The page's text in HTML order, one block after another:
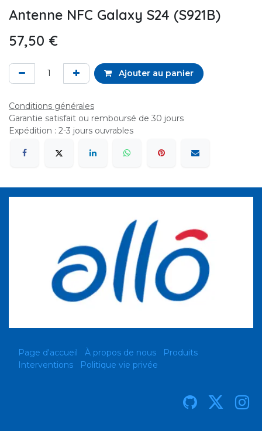
Antenne NFC Galaxy S24 (S921B)
57,50 €
Ajouter au panier
Conditions générales
Garantie satisfait ou remboursé de 30 jours
Expédition : 2-3 jours ouvrables
Page d'accueil À propos de nous
Produits
Interventions
Politique vie privée